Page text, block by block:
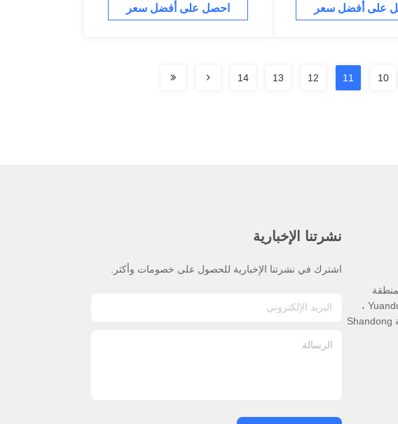
على أفضل سعر احصل على أفضل سعر
10
11
12
13
14
(المنطقة
الجنوبية) ، رقم 5762 ، شارع دونغفنغ الشرقي ، مجتمع Yuandu ،
نشرتنا الإخبارية
اشترك في نشرتنا الإخبارية للحصول على خصومات وأكثر.